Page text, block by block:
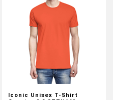
Iconic Unisex T-Shirt